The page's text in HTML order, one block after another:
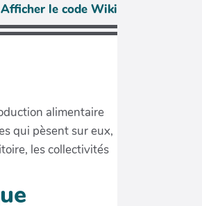
Afficher le code Wiki